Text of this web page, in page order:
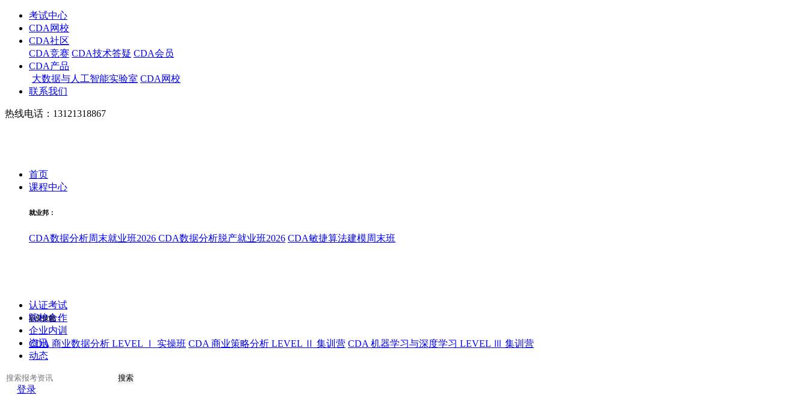
考试中心
CDA网校
CDA社区
CDA竞赛 CDA技术答疑 CDA会员
CDA产品
大数据与人工智能实验室 CDA网校
联系我们
热线电话：13121318867
首页
课程中心
就业邦：
CDA数据分析周末就业班2026 CDA数据分析脱产就业班2026 CDA敏捷算法建模周末班
职业技能：
CDA 商业数据分析 LEVEL Ⅰ 实操班 CDA 商业策略分析 LEVEL Ⅱ 集训营 CDA 机器学习与深度学习 LEVEL Ⅲ 集训营
认证考试
院校合作
企业内训
资讯
动态
搜索
登录